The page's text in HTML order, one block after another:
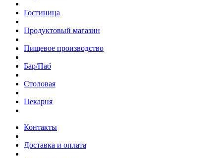
Гостиница
Продуктовый магазин
Пищевое производство
Бар/Паб
Столовая
Пекарня
Контакты
Доставка и оплата